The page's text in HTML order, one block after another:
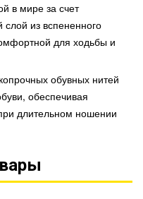
в мире за счет
из вспененного
для ходьбы и
обувных нитей
обеспечивая
длительном ношении